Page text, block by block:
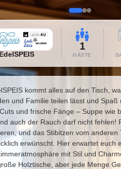
EdelSPEIS
1
GÄSTE
kommt alles auf den Tisch,
und Familie teilen lässt und Spaß
und frische Fänge – Suppe wie
auch der Rauch darf nicht fehlen!
und das Stibitzen vom anderen
erwünscht. Hier erwartet euch
mit Stil und
Holztische, aber jede Menge